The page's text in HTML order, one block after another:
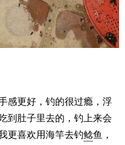
感更好，钓的很过瘾，浮
到肚子里去的，钓上来会
更喜欢用海竿去钓鲶鱼，